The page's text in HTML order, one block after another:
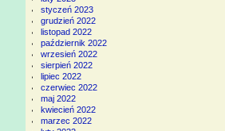
styczeń 2023
grudzień 2022
listopad 2022
październik 2022
wrzesień 2022
sierpień 2022
lipiec 2022
czerwiec 2022
maj 2022
kwiecień 2022
marzec 2022